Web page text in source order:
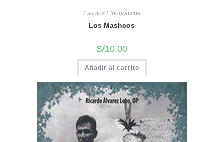
Escritos Etnográficos
Los Mashcos
S/10.00
Añadir al carrito